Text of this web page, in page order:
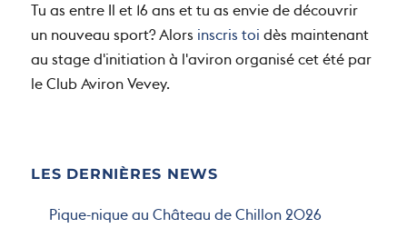
Tu as entre Il et 16 ans et tu as envie de découvrir
un nouveau sport? Alorsinscris toidès maintenant
au stage d'initiation à l'aviron organisé cet été par
le Club Aviron Vevey.
LES DERNIÈRES NEWS
Pique-nique au Château de Chillon 2026